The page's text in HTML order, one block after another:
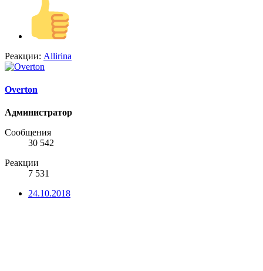
Реакции: Allirina
Overton
Администратор
Сообщения
30 542
Реакции
7 531
24.10.2018